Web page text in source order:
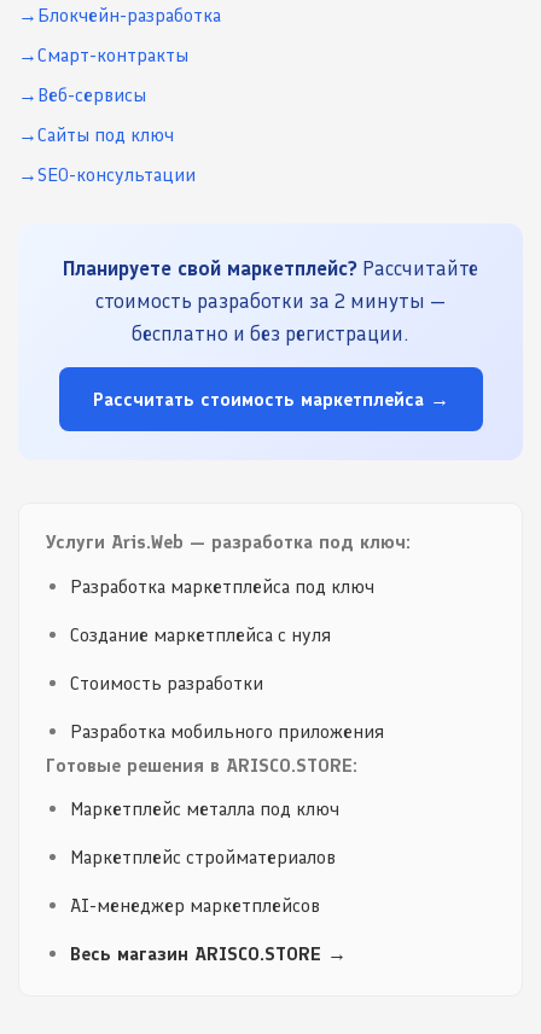
Блокчейн-разработка
Смарт-контракты
Веб-сервисы
Сайты под ключ
SEO-консультации
Планируете свой маркетплейс? Рассчитайте
стоимость разработки за 2 минуты —
бесплатно и без регистрации.
Рассчитать стоимость маркетплейса →
Услуги Aris.Web — разработка под ключ:
Разработка маркетплейса под ключ
Создание маркетплейса с нуля
Стоимость разработки
Разработка мобильного приложения
Готовые решения в ARISCO.STORE:
Маркетплейс металла под ключ
Маркетплейс стройматериалов
AI-менеджер маркетплейсов
Весь магазин ARISCO.STORE →